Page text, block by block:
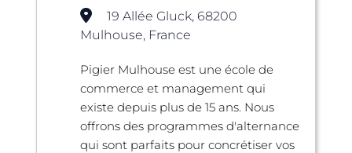
19 Allée Gluck, 68200
Mulhouse, France
Pigier Mulhouse est une école de
commerce et management qui
existe depuis plus de 15 ans. Nous
offrons des programmes d'alternance
qui sont parfaits pour concrétiser vos